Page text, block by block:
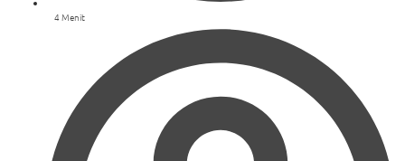
4 Menit